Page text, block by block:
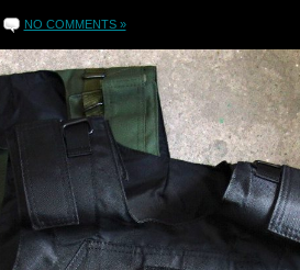
NO COMMENTS »